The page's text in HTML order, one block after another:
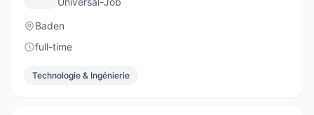
Baden
full-time
Technologie & Ingénierie